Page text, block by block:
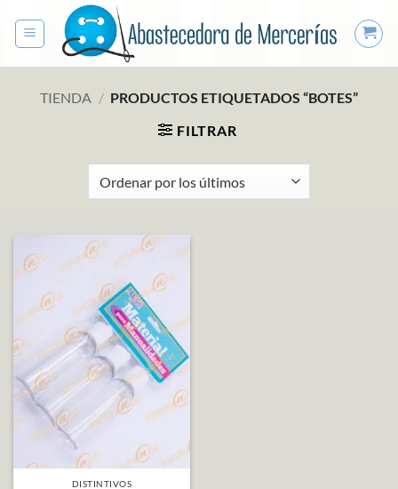
TIENDA / PRODUCTOS ETIQUETADOS “BOTES”
FILTRAR
DISTINTIVOS